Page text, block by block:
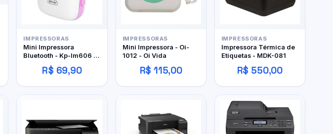
IMPRESSORAS
Mini Impressora
Bluetooth - Kp-Im606 -
R$ 69,90
IMPRESSORAS
Mini Impressora - Oi-
1012 - Oi Vida
R$ 115,00
IMPRESSORAS
Impressora Térmica de
Etiquetas - MDK-081
R$ 550,00